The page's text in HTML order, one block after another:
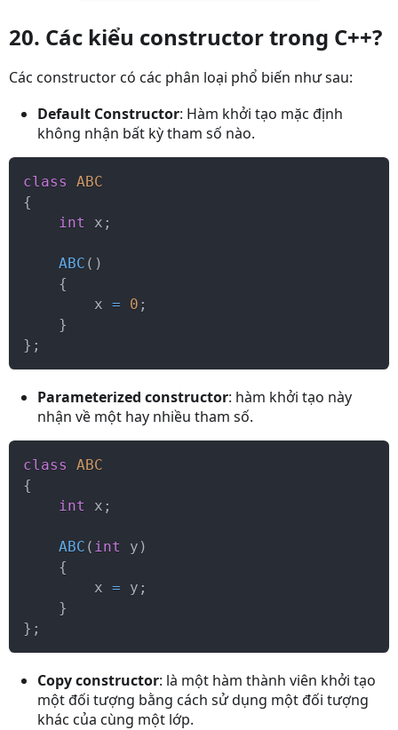
20. Các kiểu constructor trong C++?
Các constructor có các phân loại phổ biến như sau:
Default Constructor: Hàm khởi tạo mặc định
không nhận bất kỳ tham số nào.
class
ABC
{
int
x ;
ABC ( )
{
        x
= 0 ;
}
} ;
Parameterized constructor: hàm khởi tạo này
nhận về một hay nhiều tham số.
class
ABC
{
int
x ;
ABC ( int y )
{
        x
= y ;
}
} ;
Copy constructor: là một hàm thành viên khởi tạo
một đối tượng bằng cách sử dụng một đối tượng
khác của cùng một lớp.